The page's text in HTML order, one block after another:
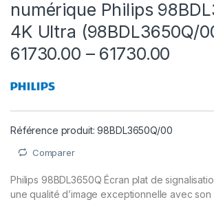
numérique Philips
4K Ultra (98BDL3650Q/
61730.00 – 61730.00
Référence produit: 98BDL3650Q/00
Comparer
Philips 98BDL3650Q Écran plat de
une qualité d’image exceptionnelle avec son